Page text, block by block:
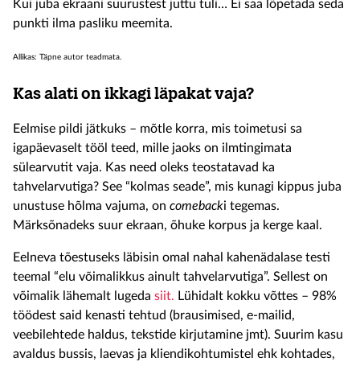
Kui juba ekraani suurustest juttu tuli… Ei saa lõpetada seda
punkti ilma pasliku meemita.
Allikas: Täpne autor teadmata.
Kas alati on ikkagi läpakat vaja?
Eelmise pildi jätkuks – mõtle korra, mis toimetusi sa
igapäevaselt tööl teed, mille jaoks on ilmtingimata
sülearvutit vaja. Kas need oleks teostatavad ka
tahvelarvutiga? See “kolmas seade”, mis kunagi kippus juba
unustuse hõlma vajuma, on comebacki tegemas.
Märksõnadeks suur ekraan, õhuke korpus ja kerge kaal.
Eelneva tõestuseks läbisin omal nahal kahenädalase testi
teemal “elu võimalikkus ainult tahvelarvutiga”. Sellest on
võimalik lähemalt lugeda siit. Lühidalt kokku võttes – 98%
töödest said kenasti tehtud (brausimised, e-mailid,
veebilehtede haldus, tekstide kirjutamine jmt). Suurim kasu
avaldus bussis, laevas ja kliendikohtumistel ehk kohtades,